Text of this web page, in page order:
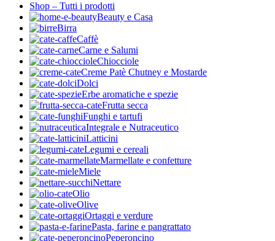
Shop – Tutti i prodotti
Beauty e Casa
Birra
Caffè
Carne e Salumi
Chiocciole
Creme Patè Chutney e Mostarde
Dolci
Erbe aromatiche e spezie
Frutta secca
Funghi e tartufi
Integrale e Nutraceutico
Latticini
Legumi e cereali
Marmellate e confetture
Miele
Nettare
Olio
Olive
Ortaggi e verdure
Pasta, farine e pangrattato
Peperoncino